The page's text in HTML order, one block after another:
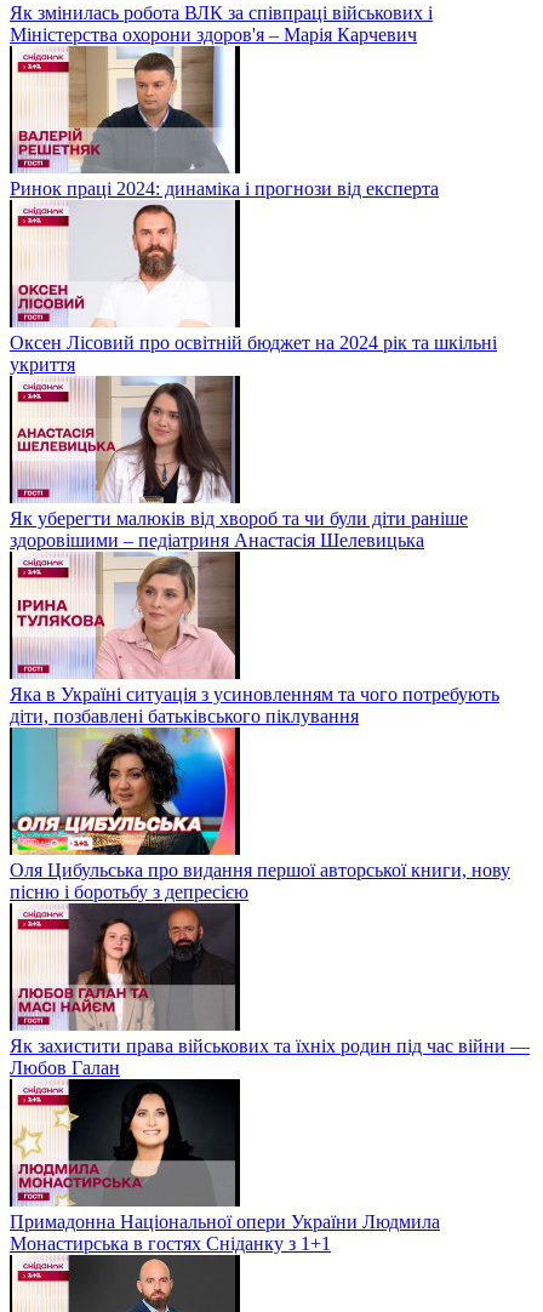
Як змінилась робота ВЛК за співпраці військових і
Міністерства охорони здоров'я – Марія Карчевич
Ринок праці 2024: динаміка і прогнози від експерта
Оксен Лісовий про освітній бюджет на 2024 рік та шкільні
укриття
Як уберегти малюків від хвороб та чи були діти раніше
здоровішими – педіатриня Анастасія Шелевицька
Яка в Україні ситуація з усиновленням та чого потребують
діти, позбавлені батьківського піклування
Оля Цибульська про видання першої авторської книги, нову
пісню і боротьбу з депресією
Як захистити права військових та їхніх родин під час війни —
Любов Галан
Примадонна Національної опери України Людмила
Монастирська в гостях Сніданку з 1+1